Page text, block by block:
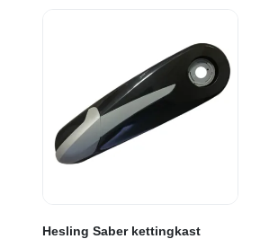
Hesling Saber kettingkast